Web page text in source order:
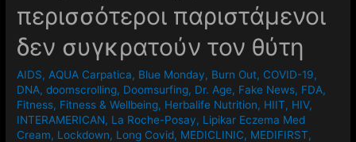
περισσότεροι παριστάμενοι
δεν συγκρατούν τον θύτη
AIDS, AQUA Carpatica, Blue Monday, Burn Out, COVID-19,
DNA,doomscrolling, Doomsurfing, Dr. Age, Fake News, FDA,
Fitness, Fitness & Wellbeing, Herbalife Nutrition, HIIT, HIV,
INTERAMERICAN, La Roche-Posay, Lipikar Eczema Med
Cream, Lockdown, Long Covid, MEDICLINIC, MEDIFIRST,